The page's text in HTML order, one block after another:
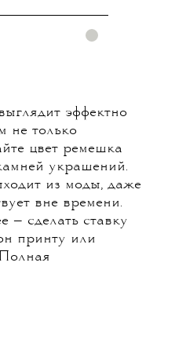
эффектно
не только
цвет ремешка
украшений.
из моды, даже
вне времени.
— сделать ставку
принту или